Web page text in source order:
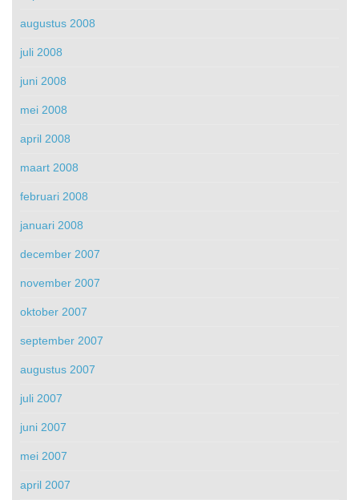
augustus 2008
juli 2008
juni 2008
mei 2008
april 2008
maart 2008
februari 2008
januari 2008
december 2007
november 2007
oktober 2007
september 2007
augustus 2007
juli 2007
juni 2007
mei 2007
april 2007